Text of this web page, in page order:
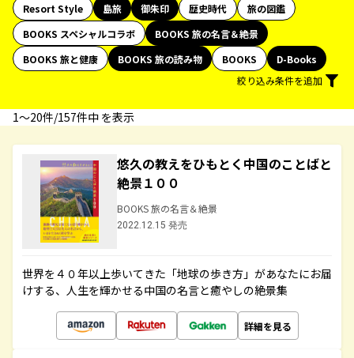
Resort Style
島旅 御朱印 歴史時代
旅の図鑑
BOOKS スペシャルコラボ
BOOKS 旅の名言＆絶景
BOOKS 旅と健康
BOOKS 旅の読み物 BOOKS
D-Books
絞り込み条件を追加
1〜20件/157件中 を表示
悠久の教えをひもとく中国のことばと
絶景１００
BOOKS 旅の名言＆絶景
2022.12.15 発売
世界を４０年以上歩いてきた「地球の歩き方」があなたにお届
けする、人生を輝かせる中国の名言と癒やしの絶景集
詳細を見る